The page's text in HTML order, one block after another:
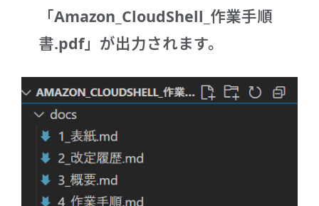
「Amazon_CloudShell_作業手順
書.pdf」が出力されます。